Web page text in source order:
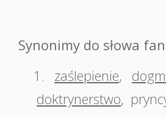
Synonimy do słowa
1.
zaślepienie,
doktrynerstwo,